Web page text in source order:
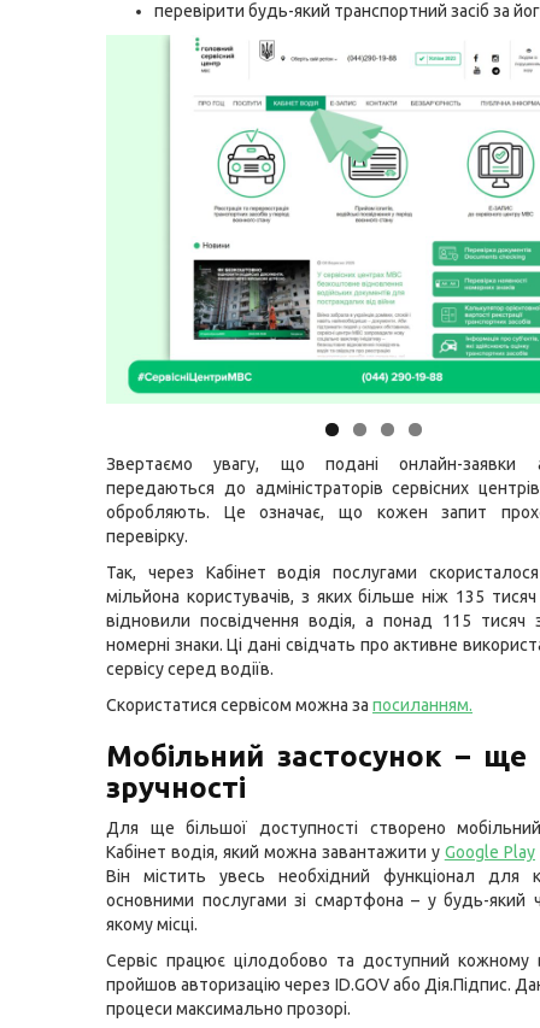
перевірити будь-який транспортний засіб за
Звертаємо увагу, що подані онлайн-заявки
передаються до адміністраторів сервісних
обробляють. Це означає, що кожен запит
перевірку.
Так, через Кабінет водія послугами
мільйона користувачів, з яких більше ніж 135
відновили посвідчення водія, а понад 115 тисяч
номерні знаки. Ці дані свідчать про активне
сервісу серед водіїв.
Скористатися сервісом можна за посиланням.
Мобільний застосунок – ще
зручності
Для ще більшої доступності створено
Кабінет водія, який можна завантажити у Google Play
Він містить увесь необхідний функціонал для
основними послугами зі смартфона – у будь-який
якому місці.
Сервіс працює цілодобово та доступний кожному
пройшов авторизацію через ID.GOV або Дія.Підпис.
процеси максимально прозорі.